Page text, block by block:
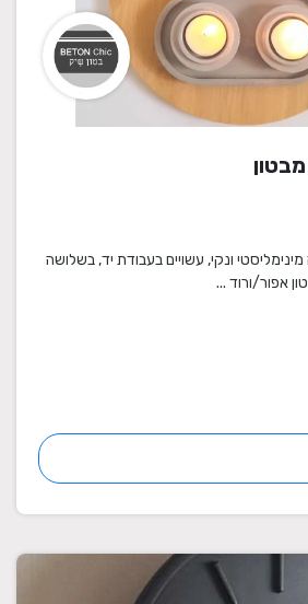
ונקי, עשויים בעבודת יד, בשלושה
אפור/ורוד ...